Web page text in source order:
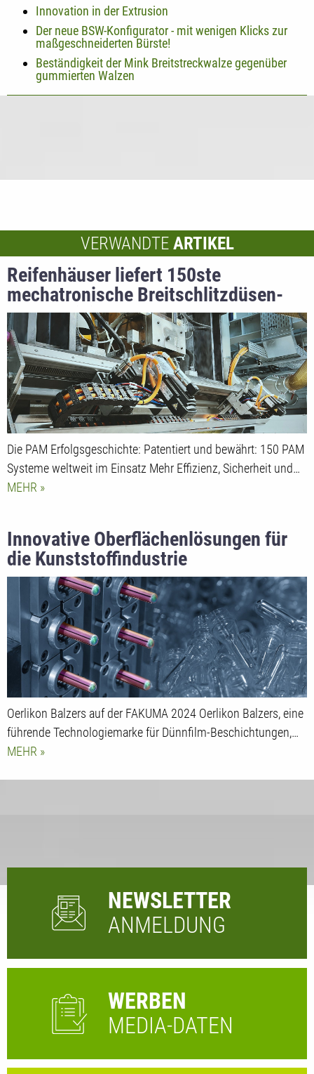
Innovation in der Extrusion
Der neue BSW-Konfigurator - mit wenigen Klicks zur
maßgeschneiderten Bürste!
Beständigkeit der Mink Breitstreckwalze gegenüber
gummierten Walzen
VERWANDTE ARTIKEL
Reifenhäuser liefert 150ste
mechatronische Breitschlitzdüsen-
Automatisierung aus
Die PAM Erfolgsgeschichte: Patentiert und bewährt: 150 PAM
Systeme weltweit im Einsatz Mehr Effizienz, Sicherheit und…
MEHR
Innovative Oberflächenlösungen für
die Kunststoffindustrie
Oerlikon Balzers auf der FAKUMA 2024 Oerlikon Balzers, eine
führende Technologiemarke für Dünnfilm-Beschichtungen,…
MEHR
NEWSLETTER
ANMELDUNG
WERBEN
MEDIA-DATEN